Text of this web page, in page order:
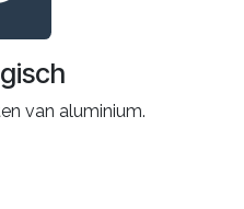
van aluminium.